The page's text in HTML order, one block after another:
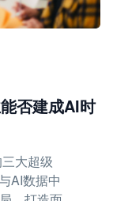
否建成AI时
大超级
AI数据中